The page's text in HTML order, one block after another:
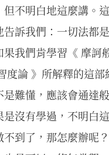
不明白地這麼講。
告訴我們：一切法都
果我們肯學習《 摩訶
度論 》所解釋的這部
是難懂，應該會通達
沒有學過，不明白
不到了，那怎麼辦呢